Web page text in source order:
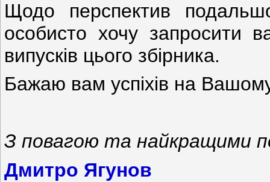
Щодо перспектив
особисто хочу запросити
випусків цього збірника.
Бажаю вам успіхів на
З повагою та найкращими
Дмитро Ягунов